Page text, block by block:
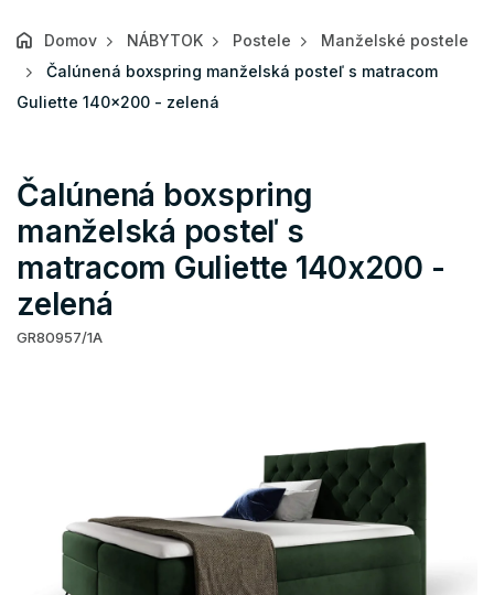
Domov NÁBYTOK Postele
Manželské postele
Čalúnená boxspring manželská posteľ s matracom
Guliette 140x200 - zelená
Čalúnená boxspring
manželská posteľ s
matracom Guliette 140x200 -
zelená
GR80957/1A